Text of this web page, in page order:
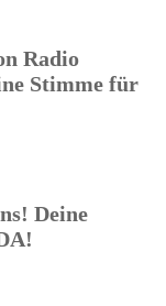
Radio
Stimme für
Deine